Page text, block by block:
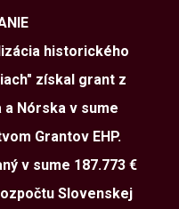
historického
získal grant z
a Nórska v sume
Grantov EHP.
v sume 187.773 €
Slovenskej